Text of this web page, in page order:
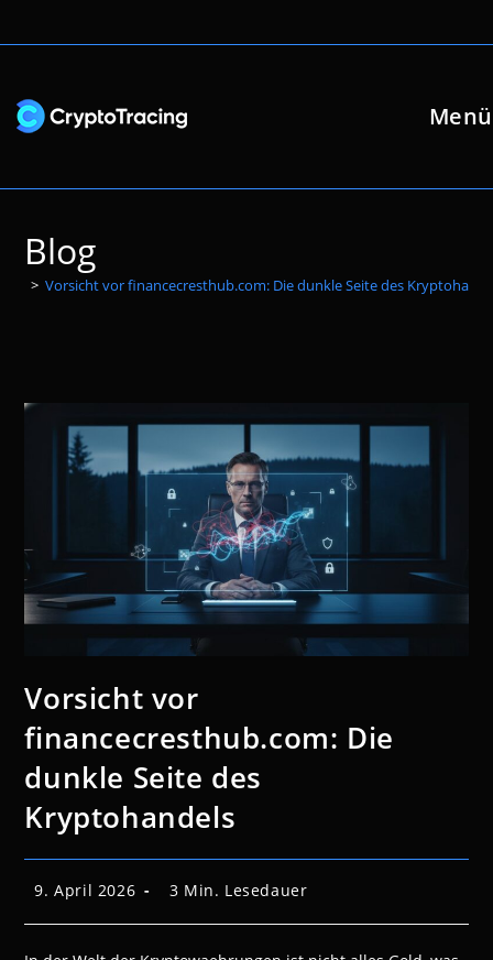
Inhalt
Menü
Blog
> Vorsicht vor financecresthub.com: Die dunkle Seite des
Vorsicht vor
financecresthub.com: Die
dunkle Seite des
Kryptohandels
Beitrag
9. April 2026 Lesedauer:
3 Min. Lesedauer